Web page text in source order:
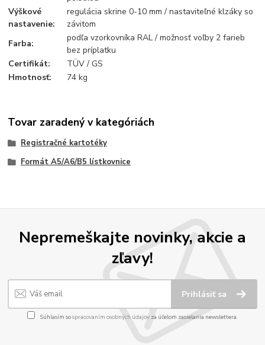
Výškové
nastavenie:
regulácia skrine 0-10 mm / nastaviteľné klzáky so
závitom
Farba:
podľa vzorkovníka RAL / možnosť voľby 2 farieb
bez príplatku
Certifikát:
TÜV / GS
Hmotnosť:
74 kg
Tovar zaradený v kategóriách
Registračné kartotéky
Formát A5/A6/B5 lístkovnice
Nepremeškajte novinky, akcie a
zľavy!
Prihlásiť sa
Súhlasím sospracovaním osobných údajov za účelom zasielania newslettera.